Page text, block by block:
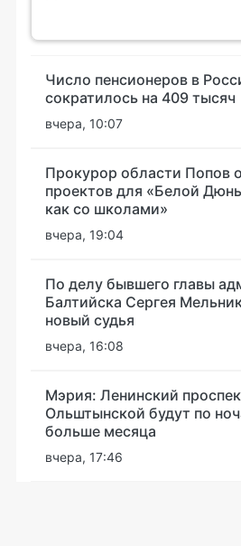
Число пенсионеров в
сократилось на 409 тысяч
вчера, 10:07
Прокурор области Попов
проектов для «Белой
как со школами»
вчера, 19:04
По делу бывшего главы
Балтийска Сергея
новый судья
вчера, 16:08
Мэрия: Ленинский
Ольштынской будут по
больше месяца
вчера, 17:46